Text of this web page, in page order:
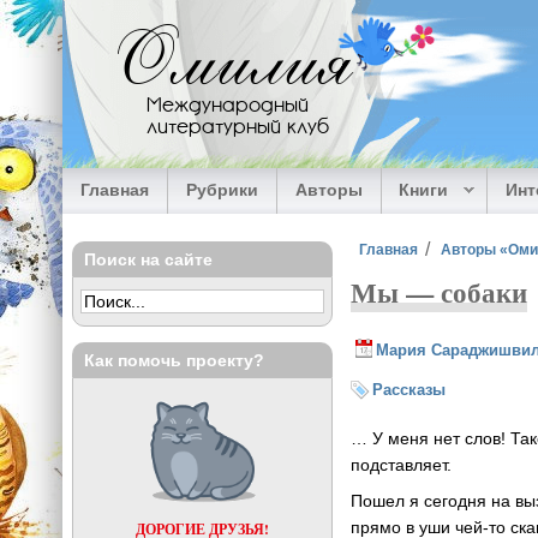
Перейти к основному содержанию
Омилия
Международный
литературный клуб
Главная Рубрики Авторы Книги
Вы здесь
Главная Авторы
Мы — собаки
Мария
Рассказы
… У меня нет слов!
подставляет.
Пошел я сегодня на
прямо в уши чей-то
Поиск на сайте
Как помочь проекту?
ДОРОГИЕ ДРУЗЬЯ!